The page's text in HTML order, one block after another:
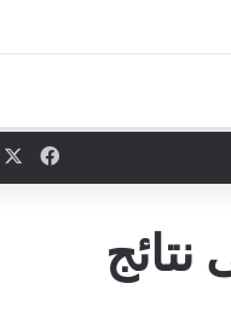
نتائج